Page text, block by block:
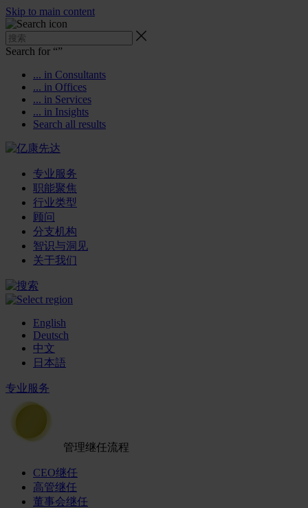
Skip to main content
Search for “”
... in Consultants
... in Offices
... in Services
... in Insights
Search all results
专业服务
职能聚焦
行业类型
顾问
分支机构
智识与洞见
关于我们
English
Deutsch
中文
日本語
专业服务
管理继任流程
CEO继任
高管继任
董事会继任